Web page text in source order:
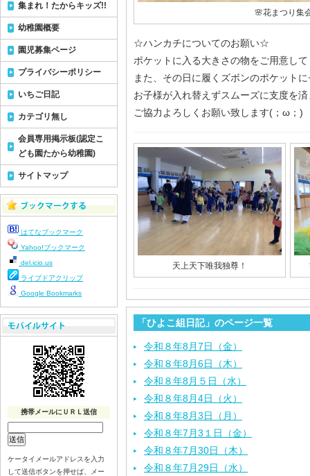
🌸花まつり集
☆ハンカチについてのお願い☆
ポケットに入る大きさの物をご用意し
また、その日に履くズボンのポケット
お子様が入れ替えずスムーズに支度を
ご協力よろしくお願い致します(；ω；)
天上天下唯我独尊！
「ひよこ組日記」のページ一覧
令和８年8月7日（金）
令和８年8月6日（木）
令和８年8月５日（水）
令和８年8月4日（火）
令和８年8月3日（月）
令和８年7月3１日（金）
令和８年7月30日（木）
令和８年7月29日（水）
集まれ！たからキッズ!!
幼稚園概要
園児募集ページ
プライバシーポリシー
いちご日記
カテゴリ無し
会員専用掲示板(認定こ
ども園たから幼稚園)
サイトマップ
はてなブックマーク
Yahoo!ブックマーク
del.icio.us
ライブドアクリップ
Google Bookmarks
携帯メールにＵＲＬ送信
ケータイメールアドレスを入力
して送信ボタンを押せば、メー